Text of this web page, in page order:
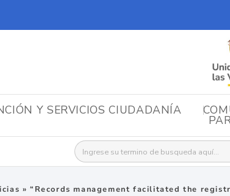
Y SERVICIOS CIUDADANÍA
Buscar:
» “Records management facilitated the